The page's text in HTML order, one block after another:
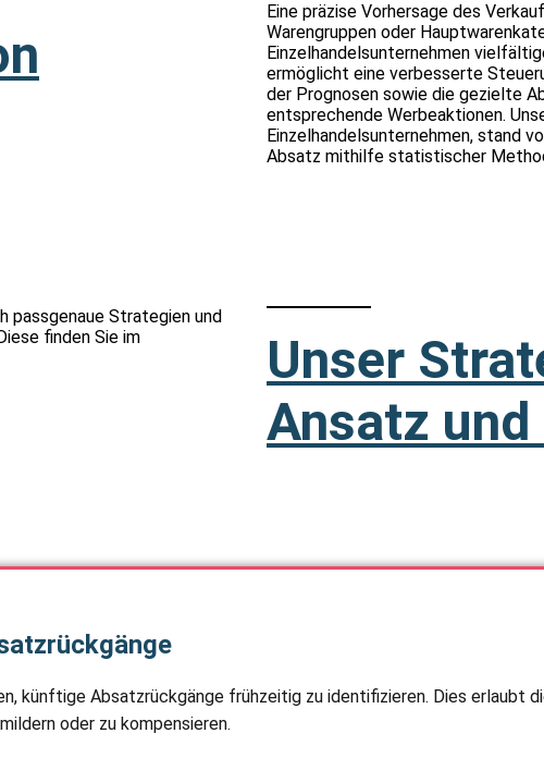
Eine präzise Vorhersage des
Warengruppen oder
Einzelhandelsunternehmen
ermöglicht eine verbesserte
der Prognosen sowie die gezielte
entsprechende Werbeaktionen.
Einzelhandelsunternehmen, stand
Absatz mithilfe statistischer
passgenaue Strategien und
finden Sie im
Unser
Ansatz und
künftige Absatzrückgänge frühzeitig zu identifizieren. Dies erlaubt
oder zu kompensieren.